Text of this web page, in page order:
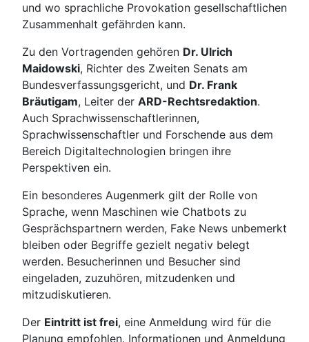
und wo sprachliche Provokation gesellschaftlichen
Zusammenhalt gefährden kann.
Zu den Vortragenden gehören Dr. Ulrich
Maidowski, Richter des Zweiten Senats am
Bundesverfassungsgericht, und Dr. Frank
Bräutigam, Leiter der ARD-Rechtsredaktion.
Auch Sprachwissenschaftlerinnen,
Sprachwissenschaftler und Forschende aus dem
Bereich Digitaltechnologien bringen ihre
Perspektiven ein.
Ein besonderes Augenmerk gilt der Rolle von
Sprache, wenn Maschinen wie Chatbots zu
Gesprächspartnern werden, Fake News unbemerkt
bleiben oder Begriffe gezielt negativ belegt
werden. Besucherinnen und Besucher sind
eingeladen, zuzuhören, mitzudenken und
mitzudiskutieren.
Der Eintritt ist frei, eine Anmeldung wird für die
Planung empfohlen. Informationen und Anmeldung